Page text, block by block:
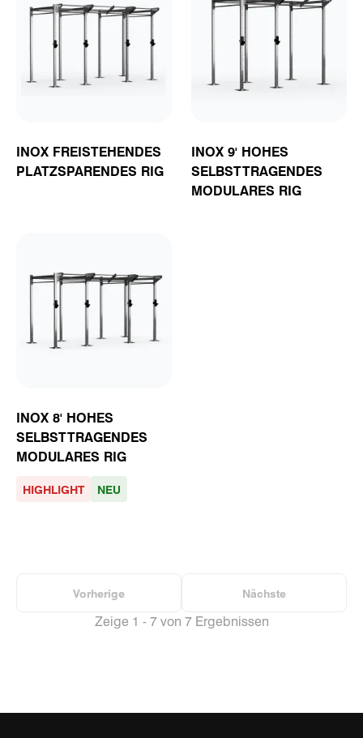
INOX FREISTEHENDES
PLATZSPARENDES RIG
INOX 9' HOHES
SELBSTTRAGENDES
MODULARES RIG
INOX 8' HOHES
SELBSTTRAGENDES
MODULARES RIG
HIGHLIGHT NEU
Zeige 1 - 7 von 7 Ergebnissen
Vorherige Nächste